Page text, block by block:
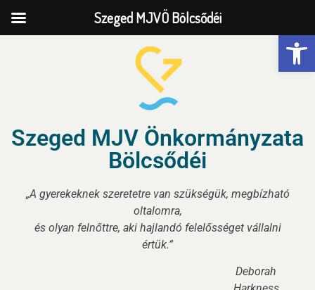
Szeged MJV Önkormányzata
Bölcsődéi
„A gyerekeknek szeretetre van szükségük, megbízható
oltalomra,
és olyan felnőttre, aki hajlandó felelősséget vállalni
értük.”
Deborah
Szeged MJVÖ Bölcsődéi